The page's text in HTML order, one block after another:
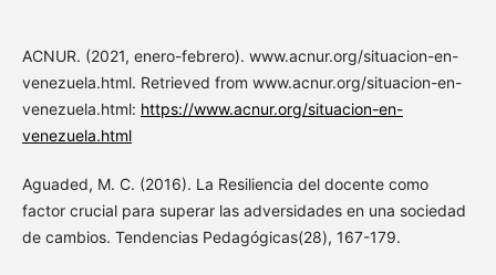
ACNUR. (2021, enero-febrero). www.acnur.org/situacion-en-
venezuela.html. Retrieved from www.acnur.org/situacion-en-
venezuela.html: https://www.acnur.org/situacion-en-
venezuela.html
Aguaded, M. C. (2016). La Resiliencia del docente como
factor crucial para superar las adversidades en una sociedad
de cambios. Tendencias Pedagógicas(28), 167-179.